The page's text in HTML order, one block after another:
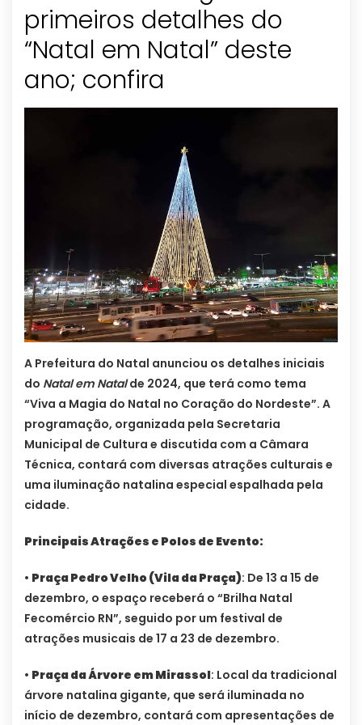
primeiros detalhes do
“Natal em Natal” deste
ano; confira
A Prefeitura do Natal anunciou os detalhes iniciais
do Natal em Natalde 2024, que terá como tema
“Viva a Magia do Natal no Coração do Nordeste”. A
programação, organizada pela Secretaria
Municipal de Cultura e discutida com a Câmara
Técnica, contará com diversas atrações culturais e
uma iluminação natalina especial espalhada pela
cidade.
Principais Atrações e Polos de Evento:
• Praça Pedro Velho (Vila da Praça): De 13 a 15 de
dezembro, o espaço receberá o “Brilha Natal
Fecomércio RN”, seguido por um festival de
atrações musicais de 17 a 23 de dezembro.
• Praça da Árvore em Mirassol: Local da tradicional
árvore natalina gigante, que será iluminada no
início de dezembro, contará com apresentações de